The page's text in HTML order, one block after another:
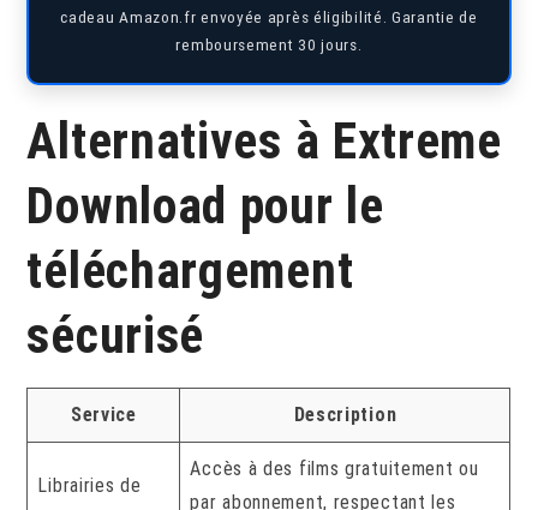
cadeau Amazon.fr envoyée après éligibilité. Garantie de
remboursement 30 jours.
Alternatives à Extreme
Download pour le
téléchargement
sécurisé
Service Description
Librairies de
Accès à des films gratuitement ou
par abonnement, respectant les